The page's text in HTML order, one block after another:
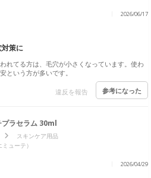
2026/06/17
対策に
れてる方は、毛穴が小さくなっています。使わ
という方が多いです。
違反を報告 参考になった
ラセラム 30ml
スキンケア用品
ューテ）
2026/04/29